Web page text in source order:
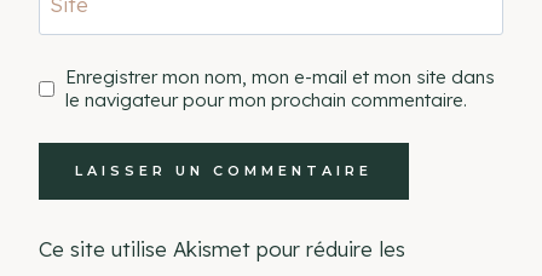
Enregistrer mon nom, mon e-mail et mon site dans
le navigateur pour mon prochain commentaire.
Ce site utilise Akismet pour réduire les